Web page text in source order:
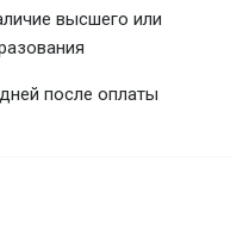
высшего или
после оплаты